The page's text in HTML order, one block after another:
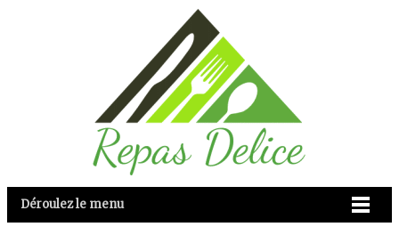
Déroulez le menu